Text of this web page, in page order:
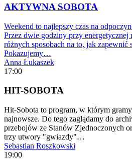
AKTYWNA SOBOTA
Weekend to najlepszy czas na
Przez dwie godziny przy energetycznej
różnych sposobach na to, jak zapewnić
Pokazujemy…
Anna Łukaszek
17:00
HIT-SOBOTA
Hit-Sobota to program, w którym
najnowsze. Do tego zaglądamy do
przebojów ze Stanów Zjednoczonych
trzy utwory "gwiazdy"…
Sebastian Roszkowski
19:00